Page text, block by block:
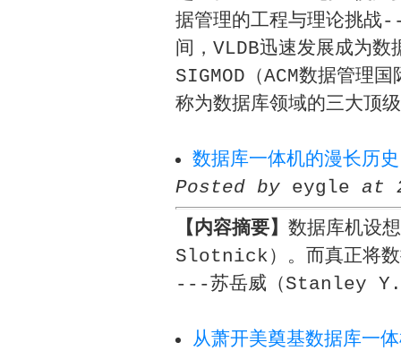
据管理的工程与理论挑战
间，VLDB迅速发展成为
SIGMOD（ACM数据管理
称为数据库领域的三大顶
数据库一体机的漫长历
Posted by eygle at
【内容摘要】 数据库机设
Slotnick）。而真正将数
---苏岳威（Stanley Y.
从萧开美奠基数据库一